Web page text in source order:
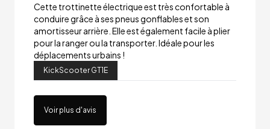
Cette trottinette électrique est très confortable à
conduire grâce à ses pneus gonflables et son
amortisseur arrière. Elle est également facile à plier
pour la ranger ou la transporter. Idéale pour les
déplacements urbains !
KickScooter GT1E
Voir plus d'avis